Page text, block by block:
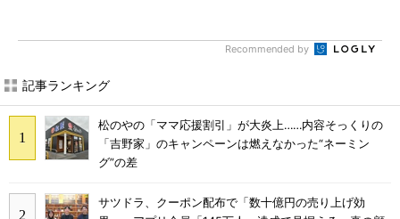
Recommended by
記事ランキング
松のやの「ママ応援割引」が大炎上……内容そっくりの
「吉野家」のキャンペーンは燃えなかった“ネーミン
グ”の差
サツドラ、クーポン配布で「数十億円の売り上げ効